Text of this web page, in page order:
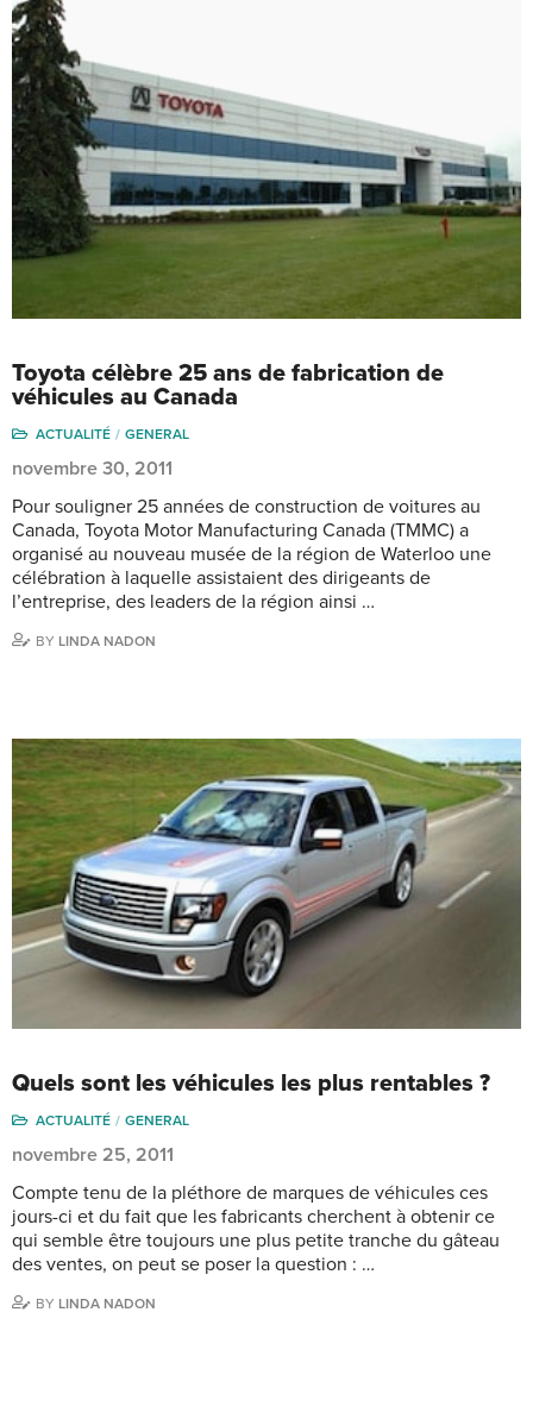
Toyota célèbre 25 ans de fabrication de
véhicules au Canada
ACTUALITÉ GENERAL
novembre 30, 2011
Pour souligner 25 années de construction de voitures au
Canada, Toyota Motor Manufacturing Canada (TMMC) a
organisé au nouveau musée de la région de Waterloo une
célébration à laquelle assistaient des dirigeants de
l’entreprise, des leaders de la région ainsi …
BY LINDA NADON
Quels sont les véhicules les plus rentables ?
ACTUALITÉ GENERAL
novembre 25, 2011
Compte tenu de la pléthore de marques de véhicules ces
jours-ci et du fait que les fabricants cherchent à obtenir ce
qui semble être toujours une plus petite tranche du gâteau
des ventes, on peut se poser la question : …
BY LINDA NADON